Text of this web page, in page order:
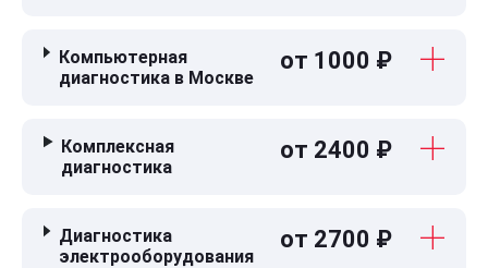
Компьютерная
диагностика в Москве
от 1000 ₽
Комплексная
диагностика
от 2400 ₽
Диагностика
электрооборудования
от 2700 ₽